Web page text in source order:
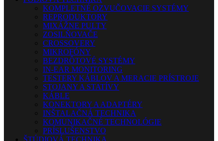
KOMPLETNÉ OZVUČOVACIE SYSTÉMY
REPRODUKTORY
MIXÁŽNE PULTY
ZOSILŇOVAČE
CROSSOVERY
MIKROFÓNY
BEZDRÔTOVÉ SYSTÉMY
IN-EAR MONITORING
TESTERY KÁBLOV A MERACIE PRÍSTROJE
STOJANY A STATÍVY
KÁBLE
KONEKTORY A ADAPTÉRY
INŠTALAČNÁ TECHNIKA
KOMUNIKAČNÉ TECHNOLÓGIE
PRÍSLUŠENSTVO
ŠTÚDIOVÁ TECHNIKA